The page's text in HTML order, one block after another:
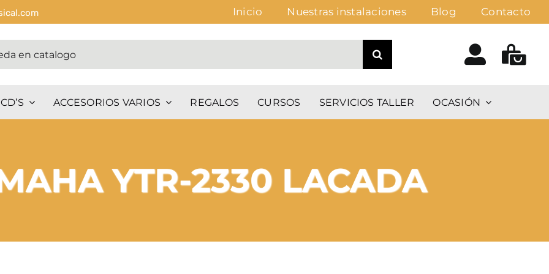
Inicio Nuestras instalaciones Blog Contacto
ACCESORIOS VARIOS REGALOS CURSOS SERVICIOS TALLER OCASIÓN
YTR-2330 LACADA